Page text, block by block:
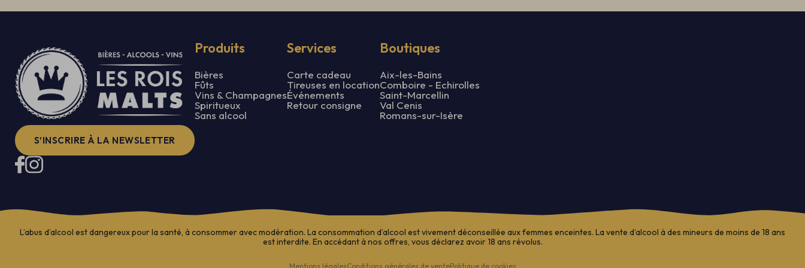
S’INSCRIRE À LA NEWSLETTER
Produits
Bières
Fûts
Vins & Champagnes
Spiritueux
Sans alcool
Services
Carte cadeau
Tireuses en location
Événements
Retour consigne
Boutiques
Aix-les-Bains
Comboire - Echirolles
Saint-Marcellin
Val Cenis
Romans-sur-Isère
L’abus d’alcool est dangereux pour la santé, à consommer avec modération. La consommation d’alcool est vivement déconseillée aux femmes enceintes. La vente d’alcool à des mineurs de moins de 18 ans
est interdite. En accédant à nos offres, vous déclarez avoir 18 ans révolus.
Mentions légalesConditions générales de ventePolitique de cookies